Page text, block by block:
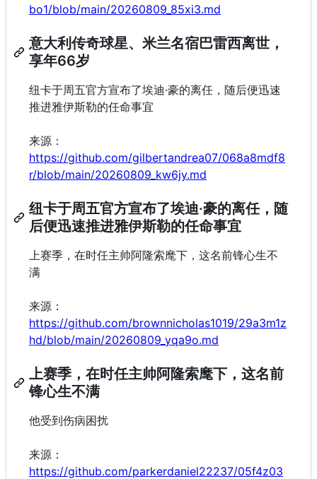
bo1/blob/main/20260809_85xi3.md
意大利传奇球星、米兰名宿巴雷西离世，
享年66岁
纽卡于周五官方宣布了埃迪·豪的离任，随后便迅速
推进雅伊斯勒的任命事宜
来源：
https://github.com/gilbertandrea07/068a8mdf8
r/blob/main/20260809_kw6jy.md
纽卡于周五官方宣布了埃迪·豪的离任，随
后便迅速推进雅伊斯勒的任命事宜
上赛季，在时任主帅阿隆索麾下，这名前锋心生不
满
来源：
https://github.com/brownnicholas1019/29a3m1z
hd/blob/main/20260809_yqa9o.md
上赛季，在时任主帅阿隆索麾下，这名前
锋心生不满
他受到伤病困扰
来源：
https://github.com/parkerdaniel22237/05f4z03